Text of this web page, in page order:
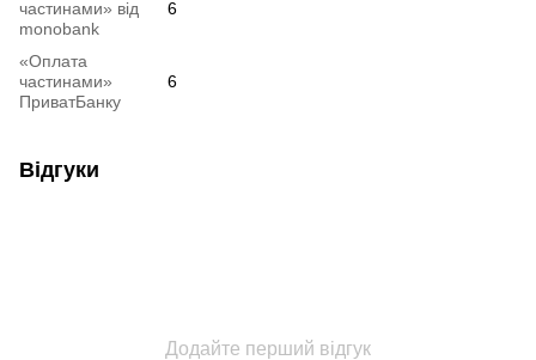
частинами» від
monobank
6
«Оплата
частинами»
ПриватБанку
6
Відгуки
Додайте перший відгук